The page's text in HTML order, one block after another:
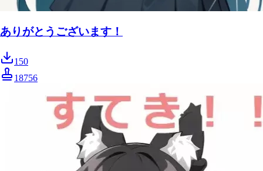
ありがとうございます！
150
18756